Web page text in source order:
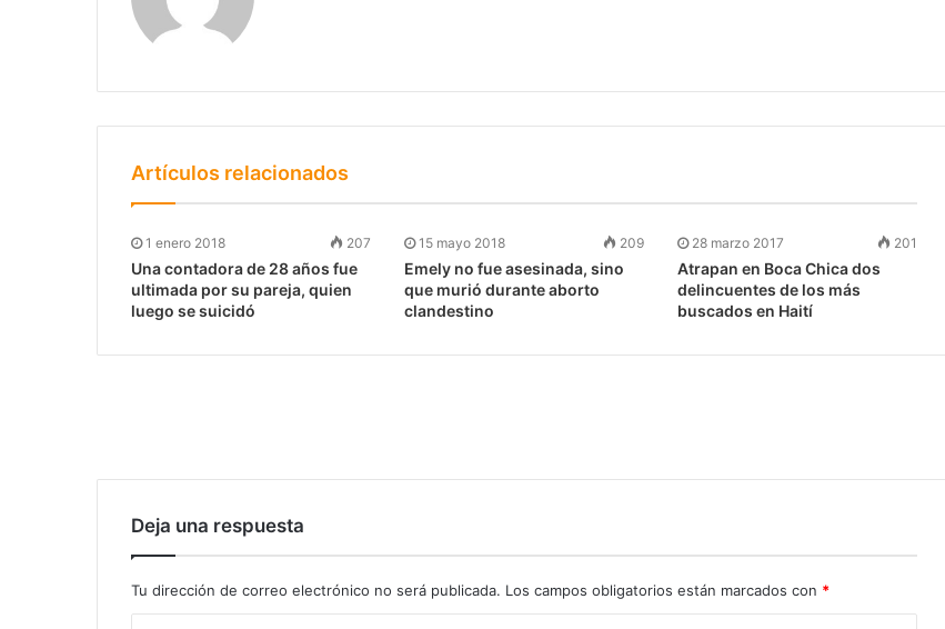
Artículos relacionados
1 enero 2018 207
Una contadora de 28 años fue
ultimada por su pareja, quien
luego se suicidó
15 mayo 2018 209
Emely no fue asesinada, sino
que murió durante aborto
clandestino
28 marzo 2017 201
Atrapan en Boca Chica dos
delincuentes de los más
buscados en Haití
Deja una respuesta
Tu dirección de correo electrónico no será publicada. Los campos obligatorios están marcados con *